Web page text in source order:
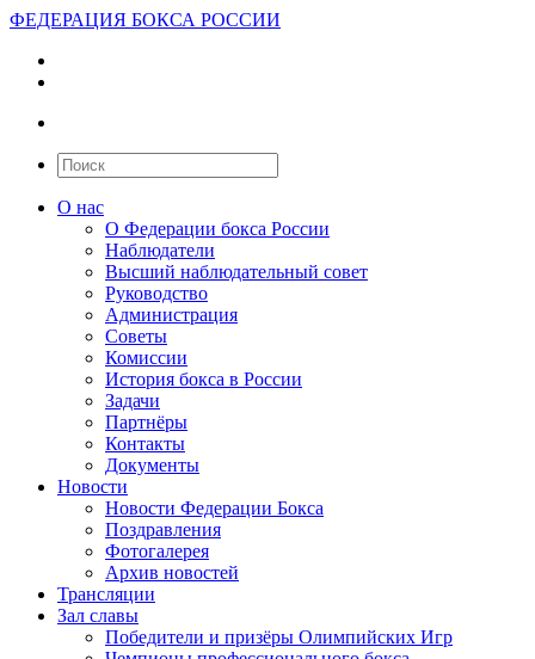
ФЕДЕРАЦИЯ БОКСА РОССИИ
О нас
О Федерации бокса России
Наблюдатели
Высший наблюдательный совет
Руководство
Администрация
Советы
Комиссии
История бокса в России
Задачи
Партнёры
Контакты
Документы
Новости
Новости Федерации Бокса
Поздравления
Фотогалерея
Архив новостей
Трансляции
Зал славы
Победители и призёры Олимпийских Игр